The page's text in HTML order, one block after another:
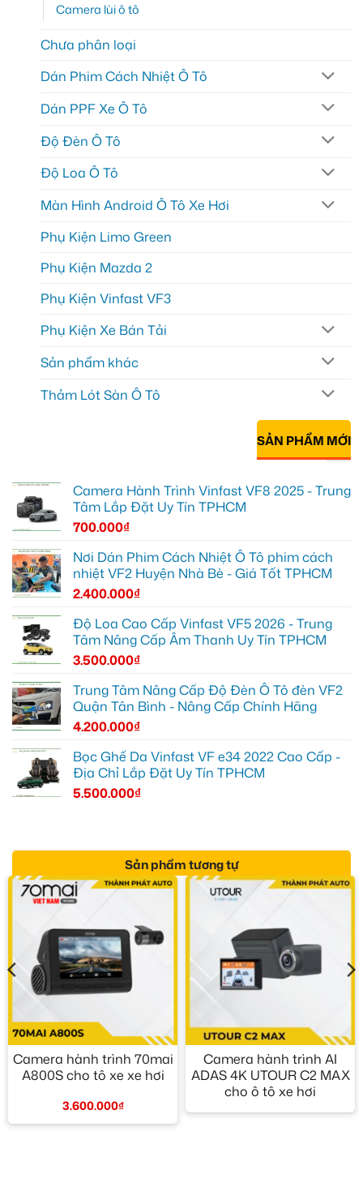
Camera lùi ô tô
Chưa phân loại
Dán Phim Cách Nhiệt Ô Tô
Dán PPF Xe Ô Tô
Độ Đèn Ô Tô
Độ Loa Ô Tô
Màn Hình Android Ô Tô Xe Hơi
Phụ Kiện Limo Green
Phụ Kiện Mazda 2
Phụ Kiện Vinfast VF3
Phụ Kiện Xe Bán Tải
Sản phẩm khác
Thảm Lót Sàn Ô Tô
SẢN PHẨM MỚI
Camera Hành Trình Vinfast VF8 2025 - Trung
Tâm Lắp Đặt Uy Tín TPHCM
700.000₫
Nơi Dán Phim Cách Nhiệt Ô Tô phim cách
nhiệt VF2 Huyện Nhà Bè - Giá Tốt TPHCM
2.400.000₫
Độ Loa Cao Cấp Vinfast VF5 2026 - Trung
Tâm Nâng Cấp Âm Thanh Uy Tín TPHCM
3.500.000₫
Trung Tâm Nâng Cấp Độ Đèn Ô Tô đèn VF2
Quận Tân Bình - Nâng Cấp Chính Hãng
4.200.000₫
Bọc Ghế Da Vinfast VF e34 2022 Cao Cấp -
Địa Chỉ Lắp Đặt Uy Tín TPHCM
5.500.000₫
Sản phẩm tương tự
Camera hành trình 70mai
A800S cho tô xe xe hơi
3.600.000₫
Camera hành trình AI
ADAS 4K UTOUR C2 MAX
cho ô tô xe hơi